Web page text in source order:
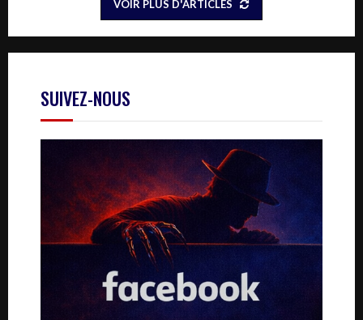
VOIR PLUS D'ARTICLES
SUIVEZ-NOUS